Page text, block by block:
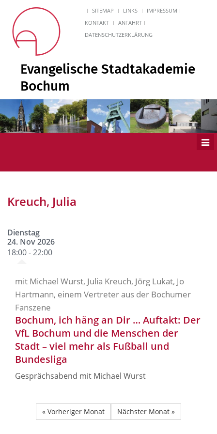
SITEMAP LINKS
IMPRESSUM
KONTAKT
ANFAHRT
DATENSCHUTZERKLÄRUNG
Evangelische Stadtakademie
Bochum
Kreuch, Julia
Dienstag
24. Nov 2026
18:00 - 22:00
mit Michael Wurst, Julia Kreuch, Jörg Lukat, Jo
Hartmann, einem Vertreter aus der Bochumer
Fanszene
Bochum, ich häng an Dir … Auftakt: Der
VfL Bochum und die Menschen der
Stadt – viel mehr als Fußball und
Bundesliga
Gesprächsabend mit Michael Wurst
« Vorheriger Monat Nächster Monat »